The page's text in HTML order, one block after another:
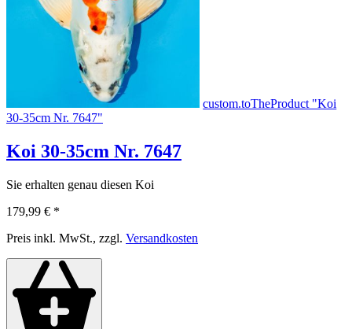
custom.toTheProduct "Koi
30-35cm Nr. 7647"
Koi 30-35cm Nr. 7647
Sie erhalten genau diesen Koi
179,99 € *
Preis inkl. MwSt., zzgl. Versandkosten